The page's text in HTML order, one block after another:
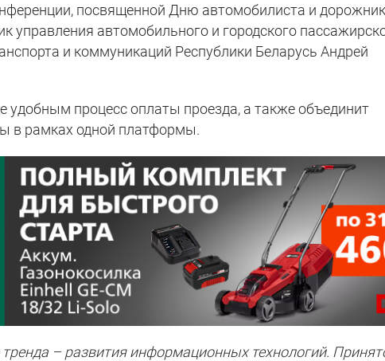
посвященной Дню автомобилиста и
управления автомобильного и городского
и коммуникаций Республики Беларусь Андрей
удобным процесс оплаты проезда, а также объединит
в рамках одной платформы.
– развития информационных технологий.